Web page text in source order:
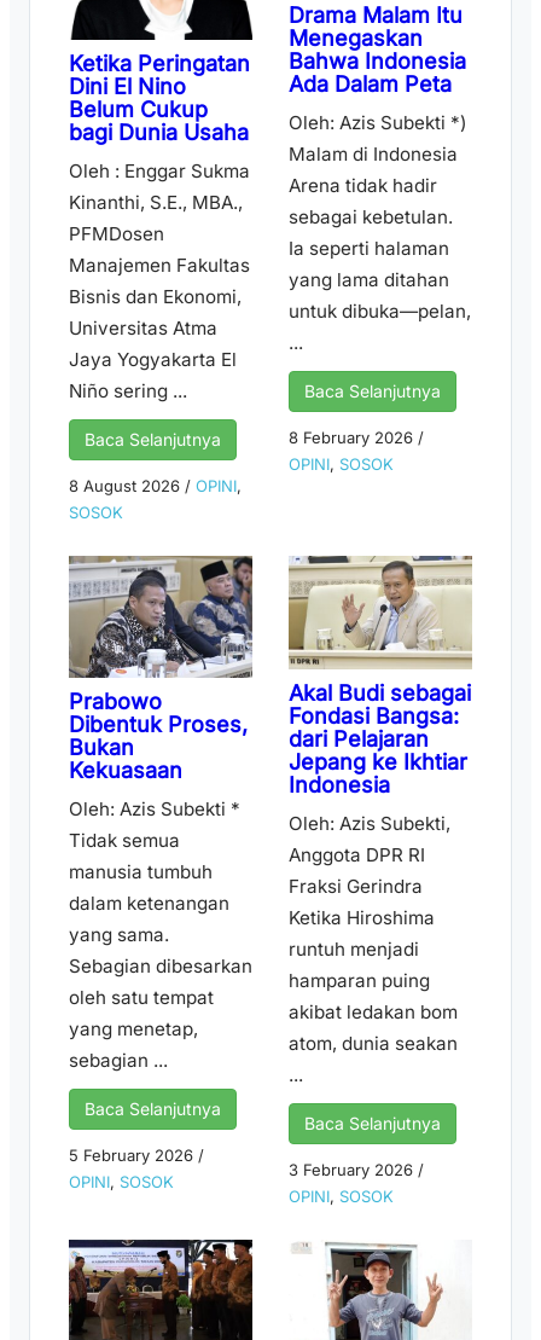
Ketika Peringatan
Dini El Nino
Belum Cukup
bagi Dunia Usaha
Oleh : Enggar Sukma
Kinanthi, S.E., MBA.,
PFMDosen
Manajemen Fakultas
Bisnis dan Ekonomi,
Universitas Atma
Jaya Yogyakarta El
Niño sering ...
Baca Selanjutnya
8 August 2026 / OPINI,
SOSOK
Drama Malam Itu
Menegaskan
Bahwa Indonesia
Ada Dalam Peta
Oleh: Azis Subekti *)
Malam di Indonesia
Arena tidak hadir
sebagai kebetulan.
Ia seperti halaman
yang lama ditahan
untuk dibuka—pelan,
...
Baca Selanjutnya
8 February 2026 /
OPINI, SOSOK
Prabowo
Dibentuk Proses,
Bukan
Kekuasaan
Oleh: Azis Subekti *
Tidak semua
manusia tumbuh
dalam ketenangan
yang sama.
Sebagian dibesarkan
oleh satu tempat
yang menetap,
sebagian ...
Baca Selanjutnya
5 February 2026 /
OPINI, SOSOK
Akal Budi sebagai
Fondasi Bangsa:
dari Pelajaran
Jepang ke Ikhtiar
Indonesia
Oleh: Azis Subekti,
Anggota DPR RI
Fraksi Gerindra
Ketika Hiroshima
runtuh menjadi
hamparan puing
akibat ledakan bom
atom, dunia seakan
...
Baca Selanjutnya
3 February 2026 /
OPINI, SOSOK